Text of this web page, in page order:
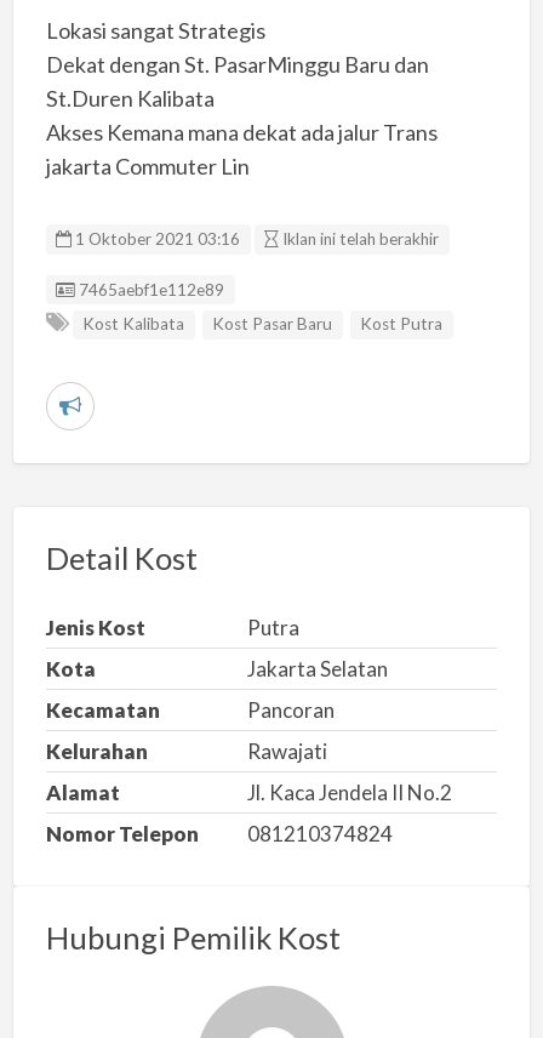
Lokasi sangat Strategis
Dekat dengan St. PasarMinggu Baru dan
St.Duren Kalibata
Akses Kemana mana dekat ada jalur Trans
jakarta Commuter Lin
1 Oktober 2021 03:16 Iklan ini telah berakhir
Listing ID
7465aebf1e112e89
Kost Kalibata
Kost Pasar Baru Kost Putra
L
r
n
m
a
s
a
l
a
Detail Kost
Jenis Kost
Putra
Kota
Jakarta Selatan
Kecamatan
Pancoran
Kelurahan
Rawajati
Alamat
Jl. Kaca Jendela II No.2
Nomor Telepon
081210374824
Hubungi Pemilik Kost